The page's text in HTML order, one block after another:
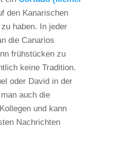
den Kanarischen
haben. In jeder
die Canarios
frühstücken zu
keine Tradition.
oder David in der
auch die
und kann
Nachrichten